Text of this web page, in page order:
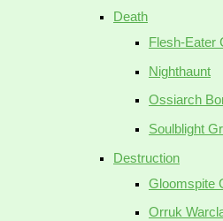
Death
Flesh-Eater
Nighthaunt
Ossiarch
Soulblight
Destruction
Gloomspite
Orruk